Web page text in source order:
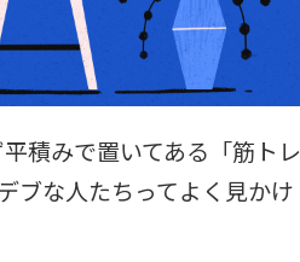
積みで置いてある「筋トレ
ブな人たちってよく見かけ